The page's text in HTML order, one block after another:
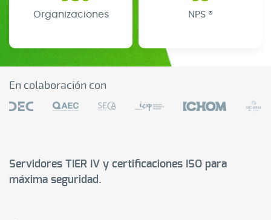
Organizaciones NPS ®
En colaboración con
Servidores TIER IV y certificaciones ISO para
máxima seguridad.